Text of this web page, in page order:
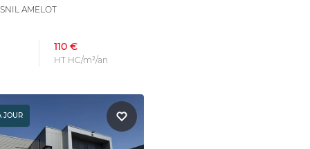
AMELOT
110 €
HT HC/m²/an
JOUR